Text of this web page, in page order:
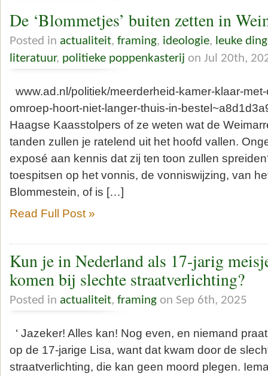
De ‘Blommetjes’ buiten zetten in
Posted in actualiteit, framing, ideologie, leuke
literatuur, politieke poppenkasterij on Jul 20th,
www.ad.nl/politiek/meerderheid-kamer-klaar-
omroep-hoort-niet-langer-thuis-in-
Haagse Kaasstolpers of ze weten wat de
tanden zullen je ratelend uit het hoofd vallen.
exposé aan kennis dat zij ten toon zullen
toespitsen op het vonnis, de vonniswijzing, van
Blommestein, of is […]
Read Full Post »
Kun je in Nederland als 17-jarig
komen bij slechte straatverlichting?
Posted in actualiteit, framing on Sep 6th, 2025
‘ Jazeker! Alles kan! Nog even, en niemand
op de 17-jarige Lisa, want dat kwam door de
straatverlichting, die kan geen moord plegen.